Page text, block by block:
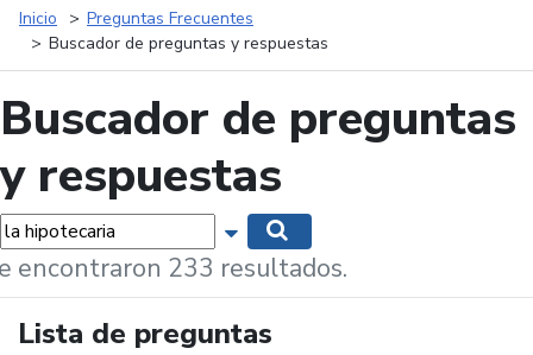
Inicio
Preguntas Frecuentes
Buscador de preguntas y respuestas
Buscador de preguntas
y respuestas
Mostrar opciones de búsqueda
encontraron 233 resultados.
Lista de preguntas